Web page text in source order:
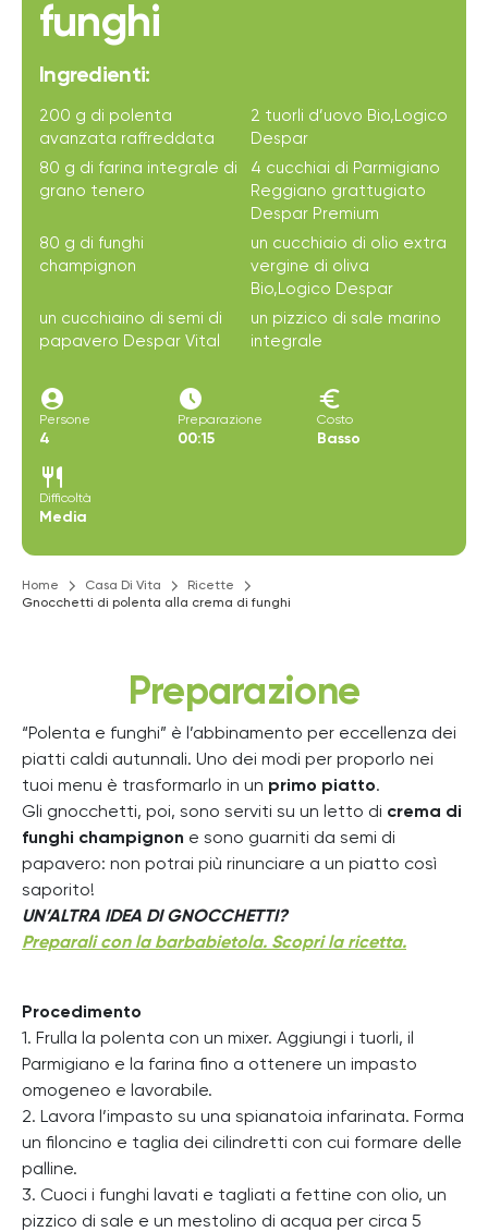
funghi
Ingredienti:
200 g di polenta
avanzata raffreddata
2 tuorli d’uovo Bio,Logico
Despar
80 g di farina integrale di
grano tenero
4 cucchiai di Parmigiano
Reggiano grattugiato
Despar Premium
80 g di funghi
champignon
un cucchiaio di olio extra
vergine di oliva
Bio,Logico Despar
un cucchiaino di semi di
papavero Despar Vital
un pizzico di sale marino
integrale
account_circle
Persone
4
access_time_filled
Preparazione
00:15
euro
Costo
Basso
restaurant
Difficoltà
Media
Home Casa Di Vita
Ricette
Gnocchetti di polenta alla crema di funghi
Preparazione
“Polenta e funghi” è l’abbinamento per eccellenza dei
piatti caldi autunnali. Uno dei modi per proporlo nei
tuoi menu è trasformarlo in un primo piatto.
Gli gnocchetti, poi, sono serviti su un letto di crema di
funghi champignon e sono guarniti da semi di
papavero: non potrai più rinunciare a un piatto così
saporito!
UN’ALTRA IDEA DI GNOCCHETTI?
Preparali con la barbabietola. Scopri la ricetta.
Procedimento
1. Frulla la polenta con un mixer. Aggiungi i tuorli, il
Parmigiano e la farina fino a ottenere un impasto
omogeneo e lavorabile.
2. Lavora l’impasto su una spianatoia infarinata. Forma
un filoncino e taglia dei cilindretti con cui formare delle
palline.
3. Cuoci i funghi lavati e tagliati a fettine con olio, un
pizzico di sale e un mestolino di acqua per circa 5